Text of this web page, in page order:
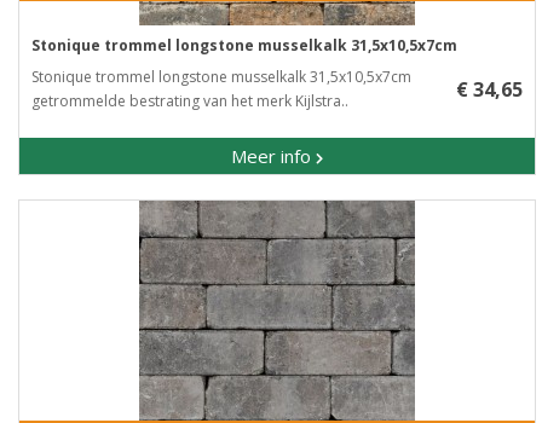
Stonique trommel longstone musselkalk 31,5x10,5x7cm
Stonique trommel longstone musselkalk 31,5x10,5x7cm ​
getrommelde bestrating van het merk Kijlstra..
Meer info
€ 34,65